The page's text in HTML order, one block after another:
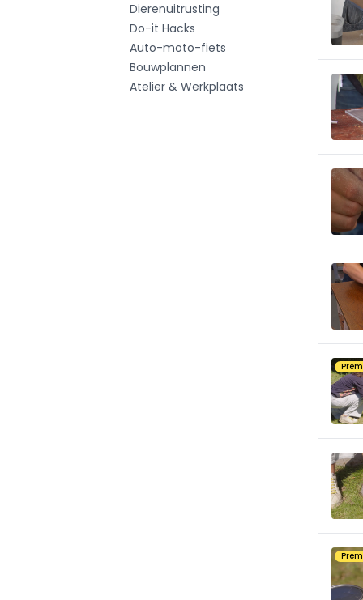
Dierenuitrusting
Do-it Hacks
Auto-moto-fiets
Bouwplannen
Atelier & Werkplaats